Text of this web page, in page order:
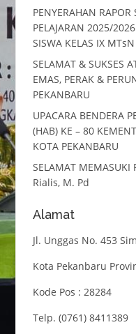
PENYERAHAN RAPOR
PELAJARAN 2025/
SISWA KELAS IX
SELAMAT & SUKSES
EMAS, PERAK &
PEKANBARU
UPACARA BENDERA
(HAB) KE – 80
KOTA PEKANBARU
SELAMAT MEMASUKI
Rialis, M. Pd
Alamat
Jl. Unggas No. 453
Kota Pekanbaru
Kode Pos : 28284
Telp. (0761) 8411389